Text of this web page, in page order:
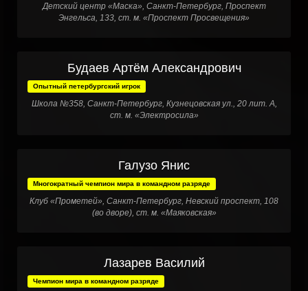
Детский центр «Маска», Санкт-Петербург, Проспект
Энгельса, 133, ст. м. «Проспект Просвещения»
Будаев Артём Александрович
Опытный петербургский игрок
Школа №358, Санкт-Петербург, Кузнецовская ул., 20 лит. А,
ст. м. «Электросила»
Галузо Янис
Многократный чемпион мира в командном разряде
Клуб «Прометей», Санкт-Петербург, Невский проспект, 108
(во дворе), ст. м. «Маяковская»
Лазарев Василий
Чемпион мира в командном разряде